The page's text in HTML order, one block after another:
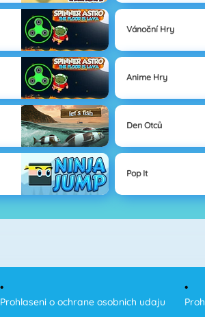
Vánoční Hry
Anime Hry
Den Otců
Pop It
Prohlaseni o ochrane osobnich udaju